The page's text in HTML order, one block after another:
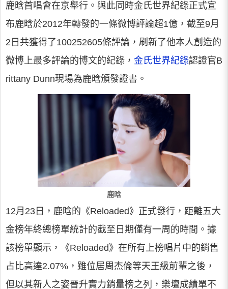
鹿晗首唱會在京舉行。與此同時金氏世界紀錄正式宣
布鹿晗於2012年轉發的一條微博評論超1億，截至9月
2日共獲得了100252605條評論，刷新了他本人創造的
微博上最多評論的博文的紀錄， 金氏世界紀錄認證官B
rittany Dunn現場為鹿晗頒發證書。
鹿晗
12月23日，鹿晗的《Reloaded》正式發行，距離五大
金榜年終總榜單統計的截至日期僅有一周的時間。據
該榜單顯示，《Reloaded》在所有上榜唱片中的銷售
占比高達2.07%，雖位居周杰倫等天王級前輩之後，
但以其新人之姿晉升實力銷量榜之列，樂壇成績單不